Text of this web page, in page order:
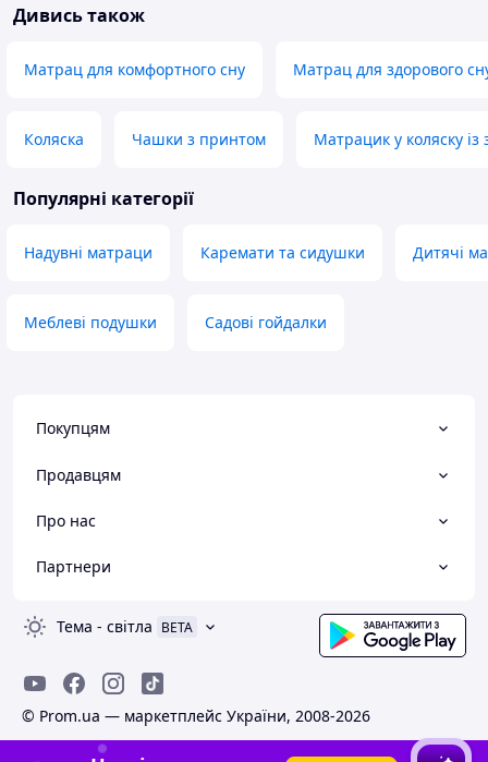
Дивись також
Матрац для комфортного сну Матрац для здорового
Коляска Чашки з принтом Матрацик у коляску із
Популярні категорії
Надувні матраци Каремати та сидушки Дитячі
Меблеві подушки Садові гойдалки
Покупцям
Продавцям
Про нас
Партнери
Тема - світла BETA
© Prom.ua — маркетплейс України, 2008-2026